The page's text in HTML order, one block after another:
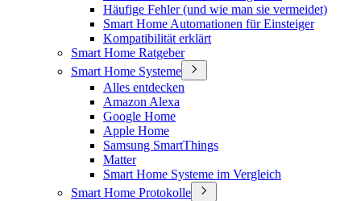
Häufige Fehler (und wie man sie vermeidet)
Smart Home Automationen für Einsteiger
Kompatibilität erklärt
Smart Home Ratgeber
Smart Home Systeme
Alles entdecken
Amazon Alexa
Google Home
Apple Home
Samsung SmartThings
Matter
Smart Home Systeme im Vergleich
Smart Home Protokolle